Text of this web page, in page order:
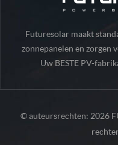
Futuresolar maakt
zonnepanelen en zorgen
Uw BESTE PV-
© auteursrechten: 2026